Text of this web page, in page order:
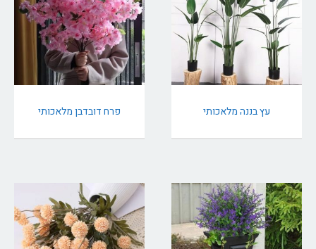
עץ בננה מלאכותי פרח דובדבן מלאכותי